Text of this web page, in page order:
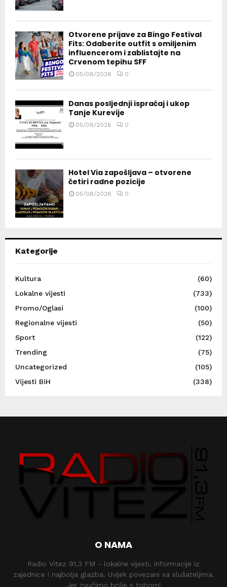
Otvorene prijave za Bingo Festival
Fits: Odaberite outfit s omiljenim
influencerom i zablistajte na
Crvenom tepihu SFF
05/08/2026 0
Danas posljednji ispraćaj i ukop
Tanje Kurevije
05/08/2026 0
Hotel Via zapošljava – otvorene
četiri radne pozicije
05/08/2026 0
Kategorije
Kultura
(60)
Lokalne vijesti
(733)
Promo/Oglasi
(100)
Regionalne vijesti
(50)
Sport
(122)
Trending
(75)
Uncategorized
(105)
Vijesti BiH
(338)
O NAMA
Radio Vitez 91,3 FM - lokalne vijesti, informacije iz
zajednice i najbolja glazba. Uvijek povezani sa slušateljima.
Jer zvučimo bolje s tobom!